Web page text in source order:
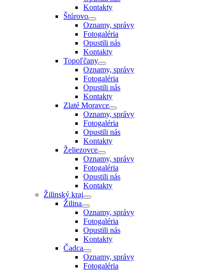
Kontakty
Štúrovo
Oznamy, správy
Fotogaléria
Opustili nás
Kontakty
Topoľčany
Oznamy, správy
Fotogaléria
Opustili nás
Kontakty
Zlaté Moravce
Oznamy, správy
Fotogaléria
Opustili nás
Kontakty
Želiezovce
Oznamy, správy
Fotogaléria
Opustili nás
Kontakty
Žilinský kraj
Žilina
Oznamy, správy
Fotogaléria
Opustili nás
Kontakty
Čadca
Oznamy, správy
Fotogaléria